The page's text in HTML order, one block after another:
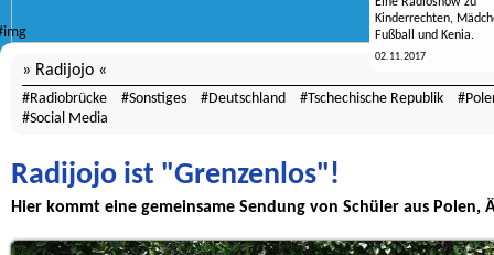
Kinderrechten,
Fußball und Kenia.
02.11.2017
Radijojo
Radiobrücke Sonstiges Deutschland Tschechische Republik
Social Media
Radijojo ist "Grenzenlos"!
Hier kommt eine gemeinsame Sendung von Schüler aus Polen,